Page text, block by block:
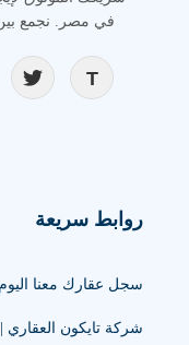
في مصر. نجمع بين
روابط سريعة
سجل عقارك معنا اليوم
شركة تايكون